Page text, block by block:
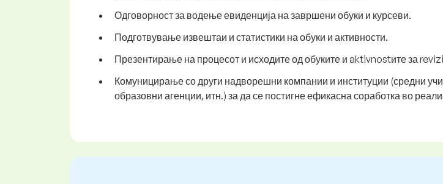
Одговорност за водење евиденција на завршени обуки и курсеви.
Подготвување извештаи и статистики на обуки и активности.
Презентирање на процесот и исходите од обуките и aktivnostите за
Комуницирање со други надворешни компании и институции (средни
образовни агенции, итн.) за да се постигне ефикасна соработка во